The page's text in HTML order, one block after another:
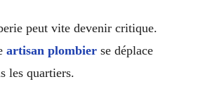
peut vite devenir critique.
artisan plombier se déplace
les quartiers.